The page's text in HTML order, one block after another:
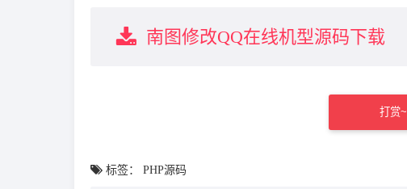
南图修改QQ在线机型源码下载
打赏~
标签： PHP源码